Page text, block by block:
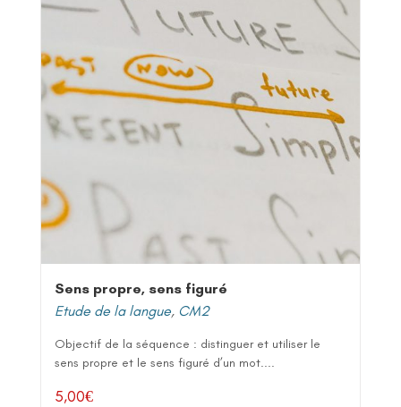
Sens propre, sens figuré
Etude de la langue, CM2
Objectif de la séquence : distinguer et utiliser le
sens propre et le sens figuré d’un mot....
5,00€